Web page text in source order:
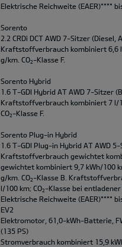
Elektrische Reichweite (EAER)****
Sorento
2.2 CRDi DCT AWD 7-Sitzer (Diesel,
Kraftstoffverbrauch kombiniert 6,6
g/km. CO2 -Klasse F.
Sorento Hybrid
1.6 T-GDI Hybrid AT AWD 7-Sitzer
Kraftstoffverbrauch kombiniert 7 l/
CO2 -Klasse F.
Sorento Plug-in Hybrid
1.6 T-GDI Plug-in Hybrid AT AWD
Kraftstoffverbrauch gewichtet
gewichtet kombiniert 9,7 kWh/100
g/km. CO2 -Klasse B.
l/100 km; CO2 -Klasse bei entladener
Elektrische Reichweite (EAER)****
EV2
Elektromotor, 61,0-kWh-Batterie,
(135 PS)
Stromverbrauch kombiniert 15,9